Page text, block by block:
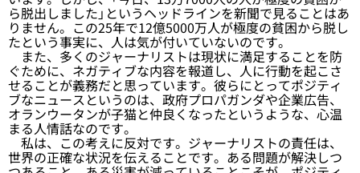
ら脱出しました」というヘッドラインを新聞で見ることはあ
りません。この25年で12億5000万人が極度の貧困から脱し
たという事実に、人は気が付いていないのです。
また、多くのジャーナリストは現状に満足することを防
ぐために、ネガティブな内容を報道し、人に行動を起こさ
せることが義務だと思っています。彼らにとってポジティ
ブなニュースというのは、政府プロパガンダや企業広告、
オランウータンが子猫と仲良くなったというような、心温
まる人情話なのです。
私は、この考えに反対です。ジャーナリストの責任は、
世界の正確な状況を伝えることです。ある問題が解決しつ